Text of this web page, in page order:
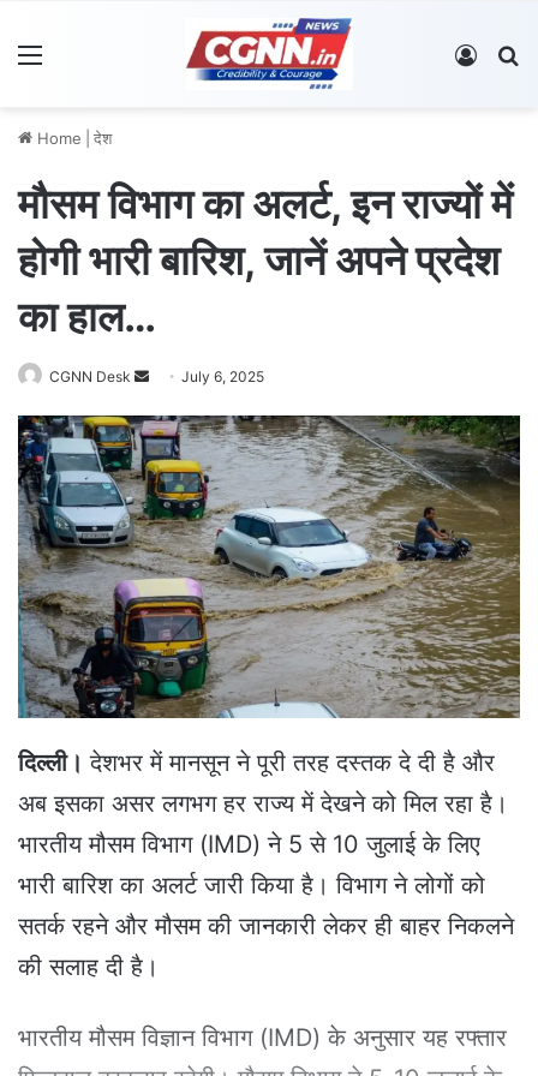
Log In
Home देश
मौसम विभाग का अलर्ट, इन राज्यों में
होगी भारी बारिश, जानें अपने प्रदेश
का हाल…
CGNN Desk
n
d
a
n
e
m
a
l
July 6, 2025
दिल्ली। देशभर में मानसून ने पूरी तरह दस्तक दे दी है और
अब इसका असर लगभग हर राज्य में देखने को मिल रहा है।
भारतीय मौसम विभाग (IMD) ने 5 से 10 जुलाई के लिए
भारी बारिश का अलर्ट जारी किया है। विभाग ने लोगों को
सतर्क रहने और मौसम की जानकारी लेकर ही बाहर निकलने
की सलाह दी है।
भारतीय मौसम विज्ञान विभाग (IMD) के अनुसार यह रफ्तार